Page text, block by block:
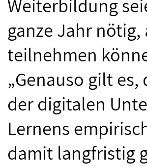
Weiterbildung
ganze Jahr
teilnehmen
„Genauso gilt
der digitalen
Lernens
damit langfristig